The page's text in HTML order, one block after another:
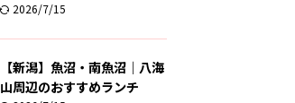
2026/7/15
【新潟】魚沼・南魚沼｜八海
山周辺のおすすめランチ